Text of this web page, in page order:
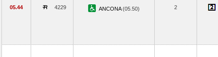
05.44 4229 ANCONA(05.50) 2